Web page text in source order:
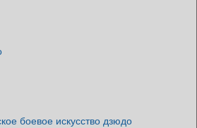
боевое искусство дзюдо